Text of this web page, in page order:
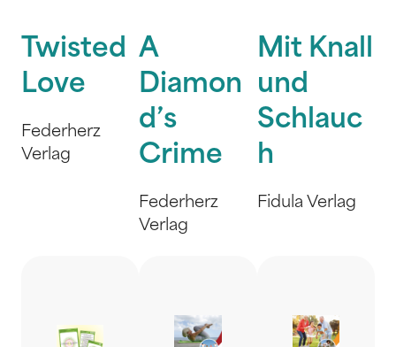
Twisted
Love
Federherz
Verlag
A
Diamon
d’s
Crime
Federherz
Verlag
Mit Knall
und
Schlauc
h
Fidula Verlag